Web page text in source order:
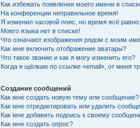
Как избежать появления моего имени в
На конференции неправильное время!
Я изменил часовой пояс, но время всё равно
Моего языка нет в списке!
Что означают изображения рядом с моим
Как мне включить отображение аватары?
Что такое звание и как я могу изменить его?
Когда я щёлкаю по ссылке «email», от меня
Создание сообщений
Как мне создать новую тему или сообщение?
Как мне отредактировать или удалить
Как мне добавить подпись к своему
Как мне создать опрос?